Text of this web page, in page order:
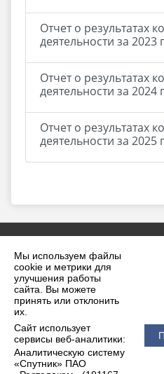
Мы используем файлы
cookie и метрики для
улучшения работы
сайта. Вы можете
принять или отклонить
их.
Сайт использует
сервисы веб-аналитики:
Аналитическую систему
«Спутник» ПАО
Отчет о результатах
деятельности за 2023
Отчет о результатах
деятельности за 2024
Отчет о результатах
деятельности за 2025
2026 г. krilovskaya.ru
Вход
Карта сайта
Политика обработки
Сделано на KubCMS